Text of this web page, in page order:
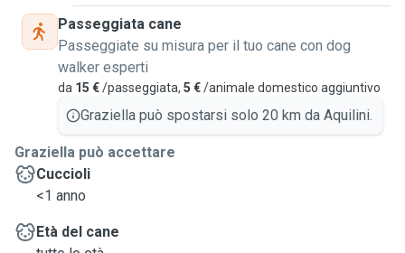
Passeggiata cane
Passeggiate su misura per il tuo cane con dog
walker esperti
da 15 €/passeggiata, 5 €/animale domestico aggiuntivo
Graziella può spostarsi solo 20 km da Aquilini.
Graziella può accettare
Cuccioli
<1 anno
Età del cane